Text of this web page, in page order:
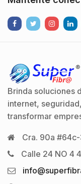
Brinda soluciones
internet,
transformar
Cra. 90a
Calle 24 NO 4